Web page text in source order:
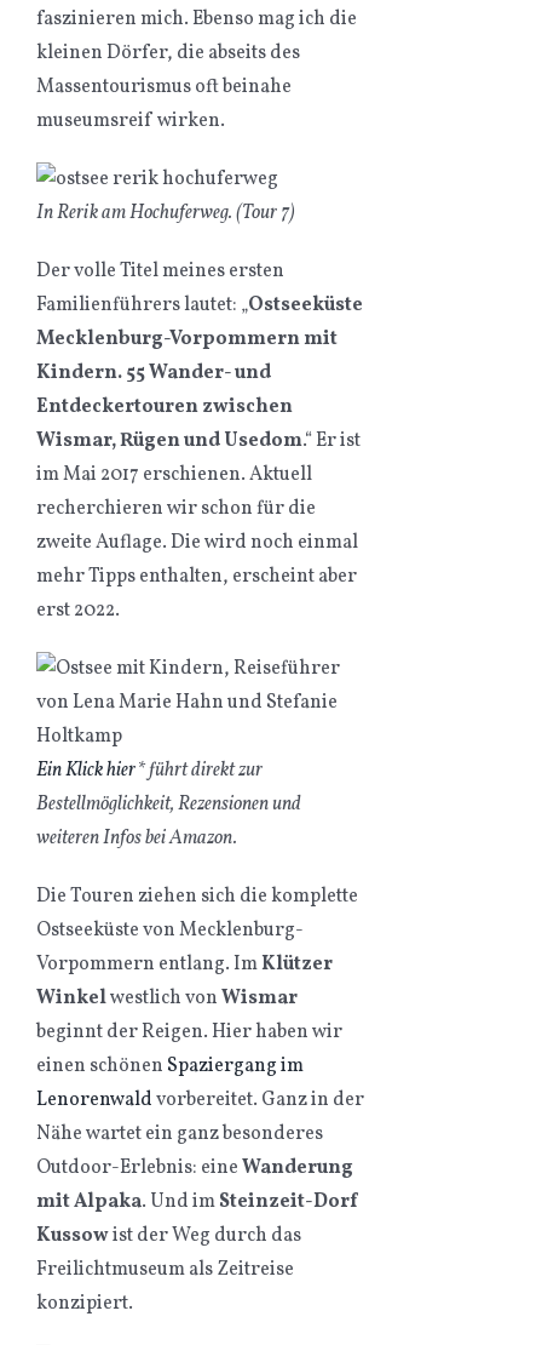
faszinieren mich. Ebenso mag ich die
kleinen Dörfer, die abseits des
Massentourismus oft beinahe
museumsreif wirken.
In Rerik am Hochuferweg. (Tour 7)
Der volle Titel meines ersten
Familienführers lautet: „Ostseeküste
Mecklenburg-Vorpommern mit
Kindern. 55 Wander- und
Entdeckertouren zwischen
Wismar, Rügen und Usedom.“ Er ist
im Mai 2017 erschienen. Aktuell
recherchieren wir schon für die
zweite Auflage. Die wird noch einmal
mehr Tipps enthalten, erscheint aber
erst 2022.
Ein Klick hier* führt direkt zur
Bestellmöglichkeit, Rezensionen und
weiteren Infos bei Amazon.
Die Touren ziehen sich die komplette
Ostseeküste von Mecklenburg-
Vorpommern entlang. ImKlützer
Winkelwestlich vonWismar
beginnt der Reigen. Hier haben wir
einen schönen Spaziergang im
Lenorenwaldvorbereitet. Ganz in der
Nähe wartet ein ganz besonderes
Outdoor-Erlebnis: eineWanderung
mit Alpaka. Und imSteinzeit-Dorf
Kussowist der Weg durch das
Freilichtmuseum als Zeitreise
konzipiert.